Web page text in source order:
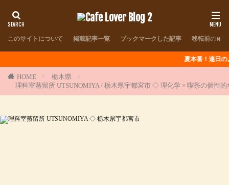
このサイトについて 掲載記事一覧 ブックマークした記事 移転前のブ
夏本番！連日のように猛暑が
HOME
栃木県
理科室蒸留所 UTSUNOMIYA / 栃木県宇都宮市 ◇ 理化学 × 喫茶の個性的